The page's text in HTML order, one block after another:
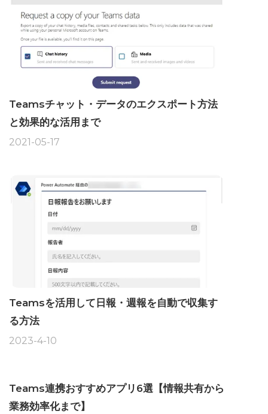
Teamsチャット・データのエクスポート方法
と効果的な活用まで
2021-05-17
Teamsを活用して日報・週報を自動で収集す
る方法
2023-4-10
Teams連携おすすめアプリ6選【情報共有から
業務効率化まで】